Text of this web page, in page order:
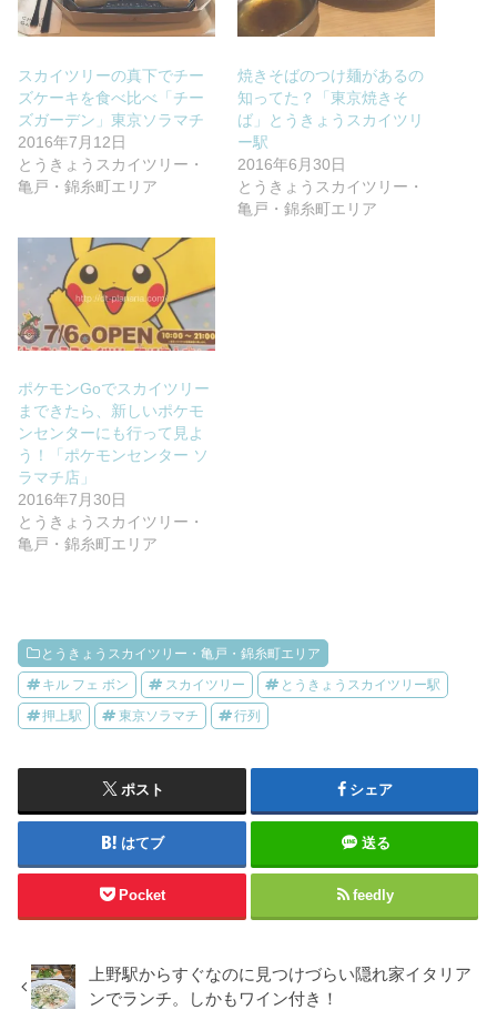
スカイツリーの真下でチー
ズケーキを食べ比べ「チー
ズガーデン」東京ソラマチ
2016年7月12日
とうきょうスカイツリー・
亀戸・錦糸町エリア
焼きそばのつけ麺があるの
知ってた？「東京焼きそ
ば」とうきょうスカイツリ
ー駅
2016年6月30日
とうきょうスカイツリー・
亀戸・錦糸町エリア
ポケモンGoでスカイツリー
まできたら、新しいポケモ
ンセンターにも行って見よ
う！「ポケモンセンター ソ
ラマチ店」
2016年7月30日
とうきょうスカイツリー・
亀戸・錦糸町エリア
とうきょうスカイツリー・亀戸・錦糸町エリア
キル フェ ボン スカイツリー とうきょうスカイツリー駅
押上駅 東京ソラマチ 行列
ポスト シェア
はてブ 送る
Pocket feedly
上野駅からすぐなのに見つけづらい隠れ家イタリア
ンでランチ。しかもワイン付き！